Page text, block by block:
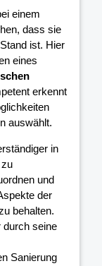
einem
dass sie
ist. Hier
eines
erkennt
auswählt.
in
und
der
behalten.
durch seine
Sanierung